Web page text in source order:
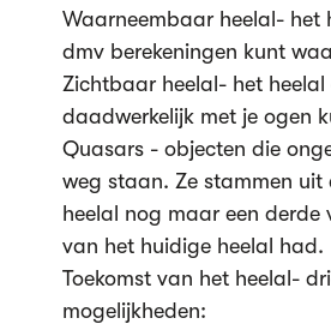
Waarneembaar heelal- het
dmv berekeningen kunt
Zichtbaar heelal- het
daadwerkelijk met je ogen
Quasars - objecten die
weg staan. Ze stammen
heelal nog maar een derde
van het huidige heelal had.
Toekomst van het heelal-
mogelijkheden: